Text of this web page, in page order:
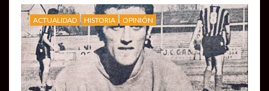
ACTUALIDAD HISTORIA OPINIÓN